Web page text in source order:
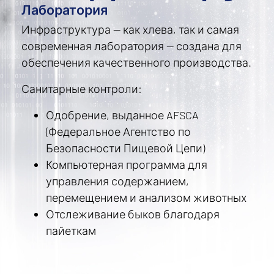
Лаборатория
Инфраструктура — как хлева, так и самая
современная лаборатория — создана для
обеспечения качественного производства.
Санитарные контроли:
Одобрение, выданное AFSCA
(Федеральное Агентство по
Безопасности Пищевой Цепи)
Компьютерная программа для
управления содержанием,
перемещением и анализом животных
Отслеживание быков благодаря
пайеткам